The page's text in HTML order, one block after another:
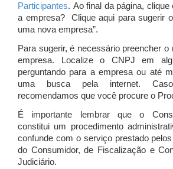
Participantes. Ao final da página, clique
a empresa? Clique aqui para sugerir
uma nova empresa”.
Para sugerir, é necessário preencher
empresa. Localize o CNPJ em
perguntando para a empresa ou até
uma busca pela internet.
recomendamos que você procure o
É importante lembrar que o
constitui um procedimento
confunde com o serviço prestado
do Consumidor, de Fiscalização e
Judiciário.